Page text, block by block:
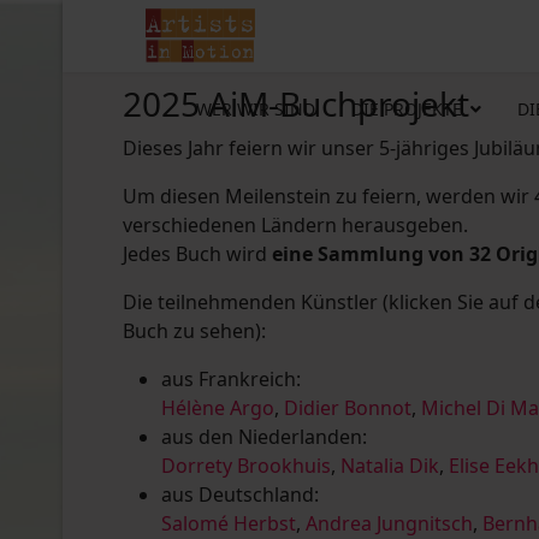
WER WIR SIND DIE PROJEKTE
2025 AiM-Buchprojekt
Dieses Jahr feiern wir unser 5-jähriges
Um diesen Meilenstein zu feiern, werden
verschiedenen Ländern herausgeben.
Jedes Buch wird eine Sammlung von 32
Die teilnehmenden Künstler (klicken Sie auf
Buch zu sehen):
aus Frankreich:
Hélène Argo, Didier Bonnot, Michel Di
aus den Niederlanden:
Dorrety Brookhuis, Natalia Dik, Elise
aus Deutschland:
Salomé Herbst, Andrea Jungnitsch,